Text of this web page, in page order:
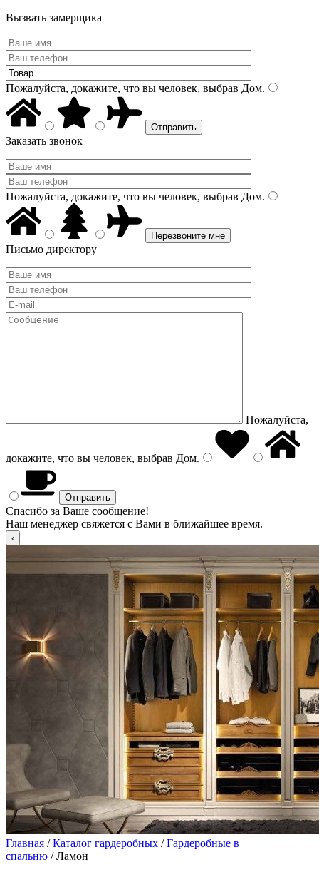
Вызвать замерщика
Пожалуйста, докажите, что вы человек, выбрав Дом.
Заказать звонок
Пожалуйста, докажите, что вы человек, выбрав Дом.
Письмо директору
Пожалуйста,
докажите, что вы человек, выбрав Дом.
Спасибо за Ваше сообщение!
Наш менеджер свяжется с Вами в ближайшее время.
Главная /Каталог гардеробных /Гардеробные в
спальню / Ламон